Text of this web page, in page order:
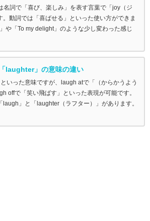
名詞で「喜び、楽しみ」を表す言葉で「joy（ジ
。動詞では「喜ばせる」といった使い方ができま
や「To my delight」のような少し変わった感じ
laughter」の意味の違い
いった意味ですが、laugh atで「（からかうよう
offで「笑い飛ばす」といった表現が可能です。
」と「laughter（ラフター）」があります。